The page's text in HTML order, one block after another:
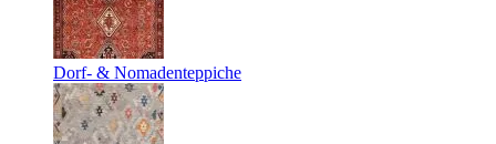
Dorf- & Nomadenteppiche